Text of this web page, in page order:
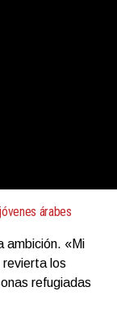
árabes
ambición. «Mi
los
refugiadas